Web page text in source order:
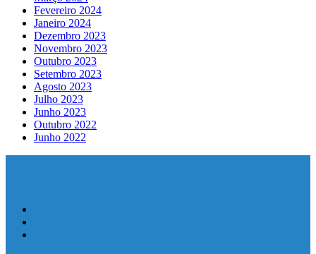
Fevereiro 2024
Janeiro 2024
Dezembro 2023
Novembro 2023
Outubro 2023
Setembro 2023
Agosto 2023
Julho 2023
Junho 2023
Outubro 2022
Junho 2022